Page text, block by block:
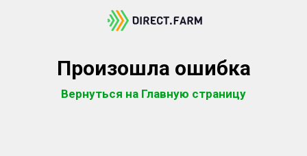
Произошла ошибка
Вернуться на Главную страницу